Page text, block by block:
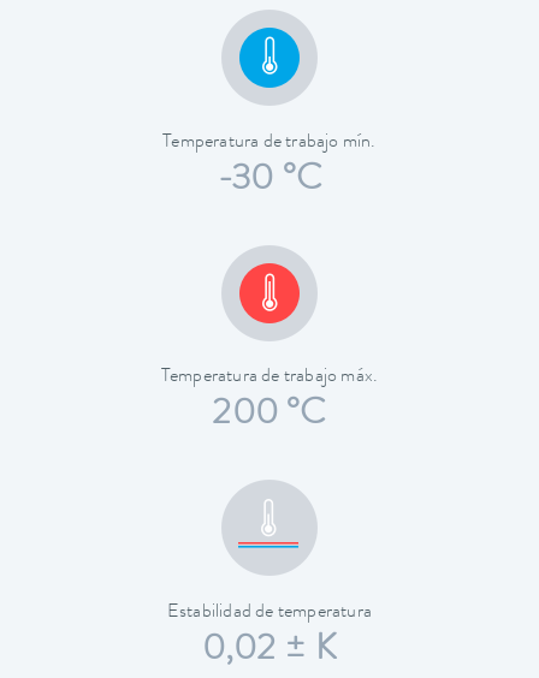
Temperatura de trabajo mín.
-30 °C
Temperatura de trabajo máx.
200 °C
Estabilidad de temperatura
0,02 ± K